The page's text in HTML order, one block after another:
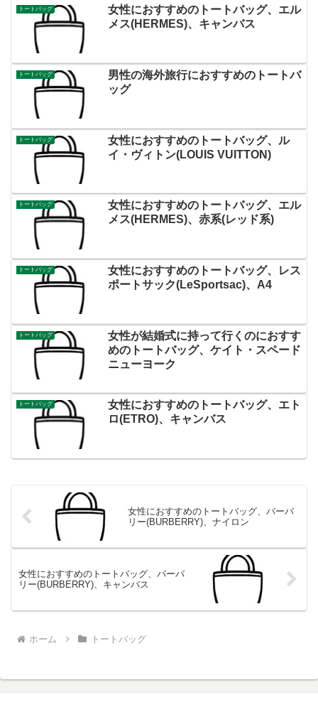
トートバッグ
女性におすすめのトートバッグ、エル
メス(HERMES)、キャンバス
トートバッグ
男性の海外旅行におすすめのトートバ
ッグ
トートバッグ
女性におすすめのトートバッグ、ル
イ・ヴィトン(LOUIS VUITTON)
トートバッグ
女性におすすめのトートバッグ、エル
メス(HERMES)、赤系(レッド系)
トートバッグ
女性におすすめのトートバッグ、レス
ポートサック(LeSportsac)、A4
トートバッグ
女性が結婚式に持って行くのにおすす
めのトートバッグ、ケイト・スペード
ニューヨーク
トートバッグ
女性におすすめのトートバッグ、エト
ロ(ETRO)、キャンバス
女性におすすめのトートバッグ、バーバ
リー(BURBERRY)、ナイロン
女性におすすめのトートバッグ、バーバ
リー(BURBERRY)、キャンバス
ホーム トートバッグ